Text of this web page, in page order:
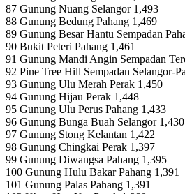
87 Gunung Nuang Selangor 1,493
88 Gunung Bedung Pahang 1,469
89 Gunung Besar Hantu Sempadan
90 Bukit Peteri Pahang 1,461
91 Gunung Mandi Angin Sempadan
92 Pine Tree Hill Sempadan Selangor-
93 Gunung Ulu Merah Perak 1,450
94 Gunung Hijau Perak 1,448
95 Gunung Ulu Perus Pahang 1,433
96 Gunung Bunga Buah Selangor 1,430
97 Gunung Stong Kelantan 1,422
98 Gunung Chingkai Perak 1,397
99 Gunung Diwangsa Pahang 1,395
100 Gunung Hulu Bakar Pahang 1,391
101 Gunung Palas Pahang 1,391